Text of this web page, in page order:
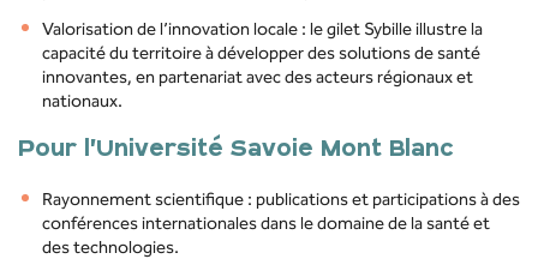
Valorisation de l’innovation locale : le gilet Sybille illustre la
capacité du territoire à développer des solutions de santé
innovantes, en partenariat avec des acteurs régionaux et
nationaux.
Pour l’Université Savoie Mont Blanc
Rayonnement scientifique : publications et participations à des
conférences internationales dans le domaine de la santé et
des technologies.